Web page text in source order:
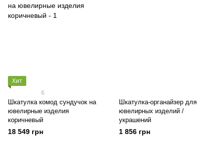
Хит
6
Шкатулка комод сундучок на
ювелирные изделия
коричневый
18 549 грн
Шкатулка-органайзер для
ювелирных изделий /
украшений
1 856 грн